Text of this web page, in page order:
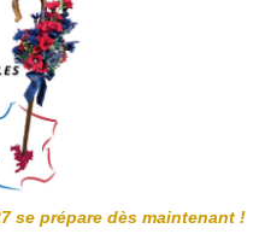
se prépare dès maintenant !